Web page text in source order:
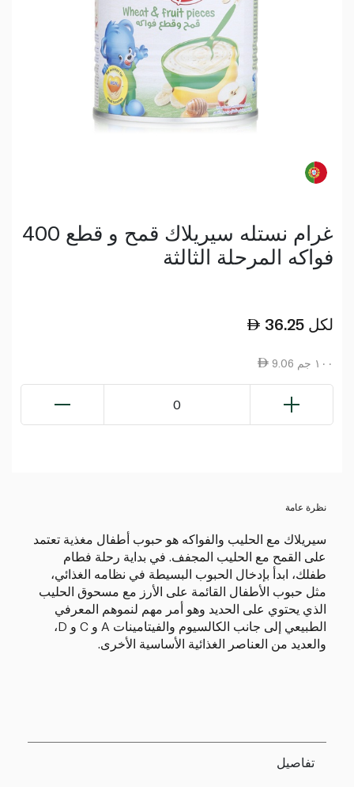
400 غرام نستله سيريلاك قمح و قطع
فواكه المرحلة الثالثة
36.25 لكل
9.06 ١٠٠ جم
0
نظرة عامة
سيريلاك مع الحليب والفواكه هو حبوب أطفال مغذية تعتمد
على القمح مع الحليب المجفف. في بداية رحلة فطام
طفلك، ابدأ بإدخال الحبوب البسيطة في نظامه الغذائي،
مثل حبوب الأطفال القائمة على الأرز مع مسحوق الحليب
الذي يحتوي على الحديد وهو أمر مهم لنموهم المعرفي
الطبيعي إلى جانب الكالسيوم والفيتامينات A و C و D،
والعديد من العناصر الغذائية الأساسية الأخرى.
تفاصيل